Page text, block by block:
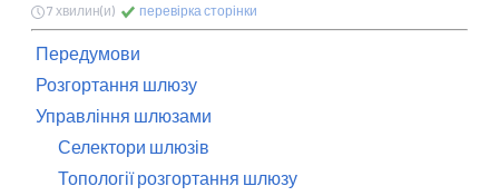
7 хвилин(и) перевірка сторінки
Передумови
Розгортання шлюзу
Управління шлюзами
Селектори шлюзів
Топології розгортання шлюзу